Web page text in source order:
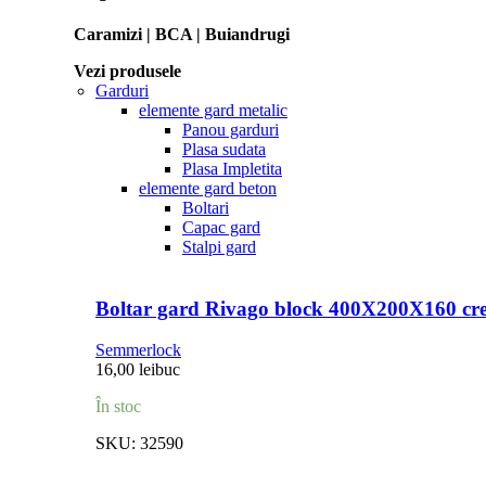
Caramizi | BCA | Buiandrugi
Vezi produsele
Garduri
elemente gard metalic
Panou garduri
Plasa sudata
Plasa Impletita
elemente gard beton
Boltari
Capac gard
Stalpi gard
Boltar gard Rivago block 400X200X160
Semmerlock
16,00 leibuc
În stoc
SKU: 32590